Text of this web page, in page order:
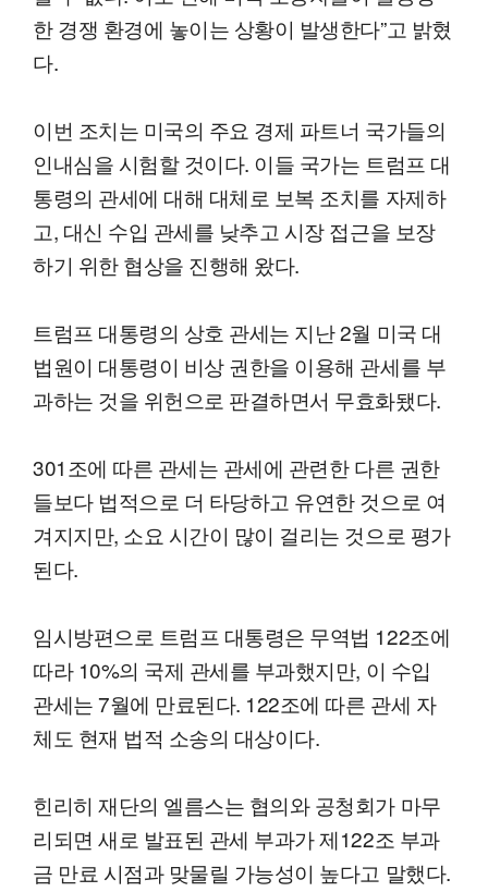
한 경쟁 환경에 놓이는 상황이 발생한다”고 밝혔
다.
이번 조치는 미국의 주요 경제 파트너 국가들의
인내심을 시험할 것이다. 이들 국가는 트럼프 대
통령의 관세에 대해 대체로 보복 조치를 자제하
고, 대신 수입 관세를 낮추고 시장 접근을 보장
하기 위한 협상을 진행해 왔다.
트럼프 대통령의 상호 관세는 지난 2월 미국 대
법원이 대통령이 비상 권한을 이용해 관세를 부
과하는 것을 위헌으로 판결하면서 무효화됐다.
301조에 따른 관세는 관세에 관련한 다른 권한
들보다 법적으로 더 타당하고 유연한 것으로 여
겨지지만, 소요 시간이 많이 걸리는 것으로 평가
된다.
임시방편으로 트럼프 대통령은 무역법 122조에
따라 10%의 국제 관세를 부과했지만, 이 수입
관세는 7월에 만료된다. 122조에 따른 관세 자
체도 현재 법적 소송의 대상이다.
힌리히 재단의 엘름스는 협의와 공청회가 마무
리되면 새로 발표된 관세 부과가 제122조 부과
금 만료 시점과 맞물릴 가능성이 높다고 말했다.